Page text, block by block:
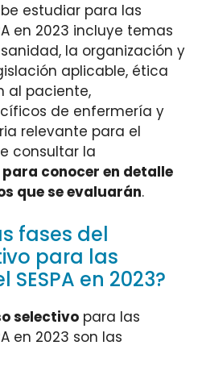
estudiar para las
en 2023 incluye temas
la organización y
aplicable, ética
al paciente,
de enfermería y
relevante para el
consultar la
para conocer en detalle
que se evaluarán.
fases del
para las
en 2023?
selectivo para las
en 2023 son las